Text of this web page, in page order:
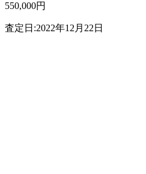
550,000円
査定日:2022年12月22日